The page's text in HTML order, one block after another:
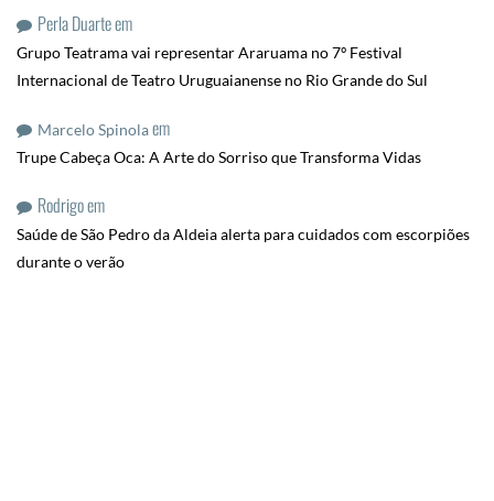
Perla Duarteem
Grupo Teatrama vai representar Araruama no 7º Festival
Internacional de Teatro Uruguaianense no Rio Grande do Sul
Marcelo Spinolaem
Trupe Cabeça Oca: A Arte do Sorriso que Transforma Vidas
Rodrigoem
Saúde de São Pedro da Aldeia alerta para cuidados com escorpiões
durante o verão